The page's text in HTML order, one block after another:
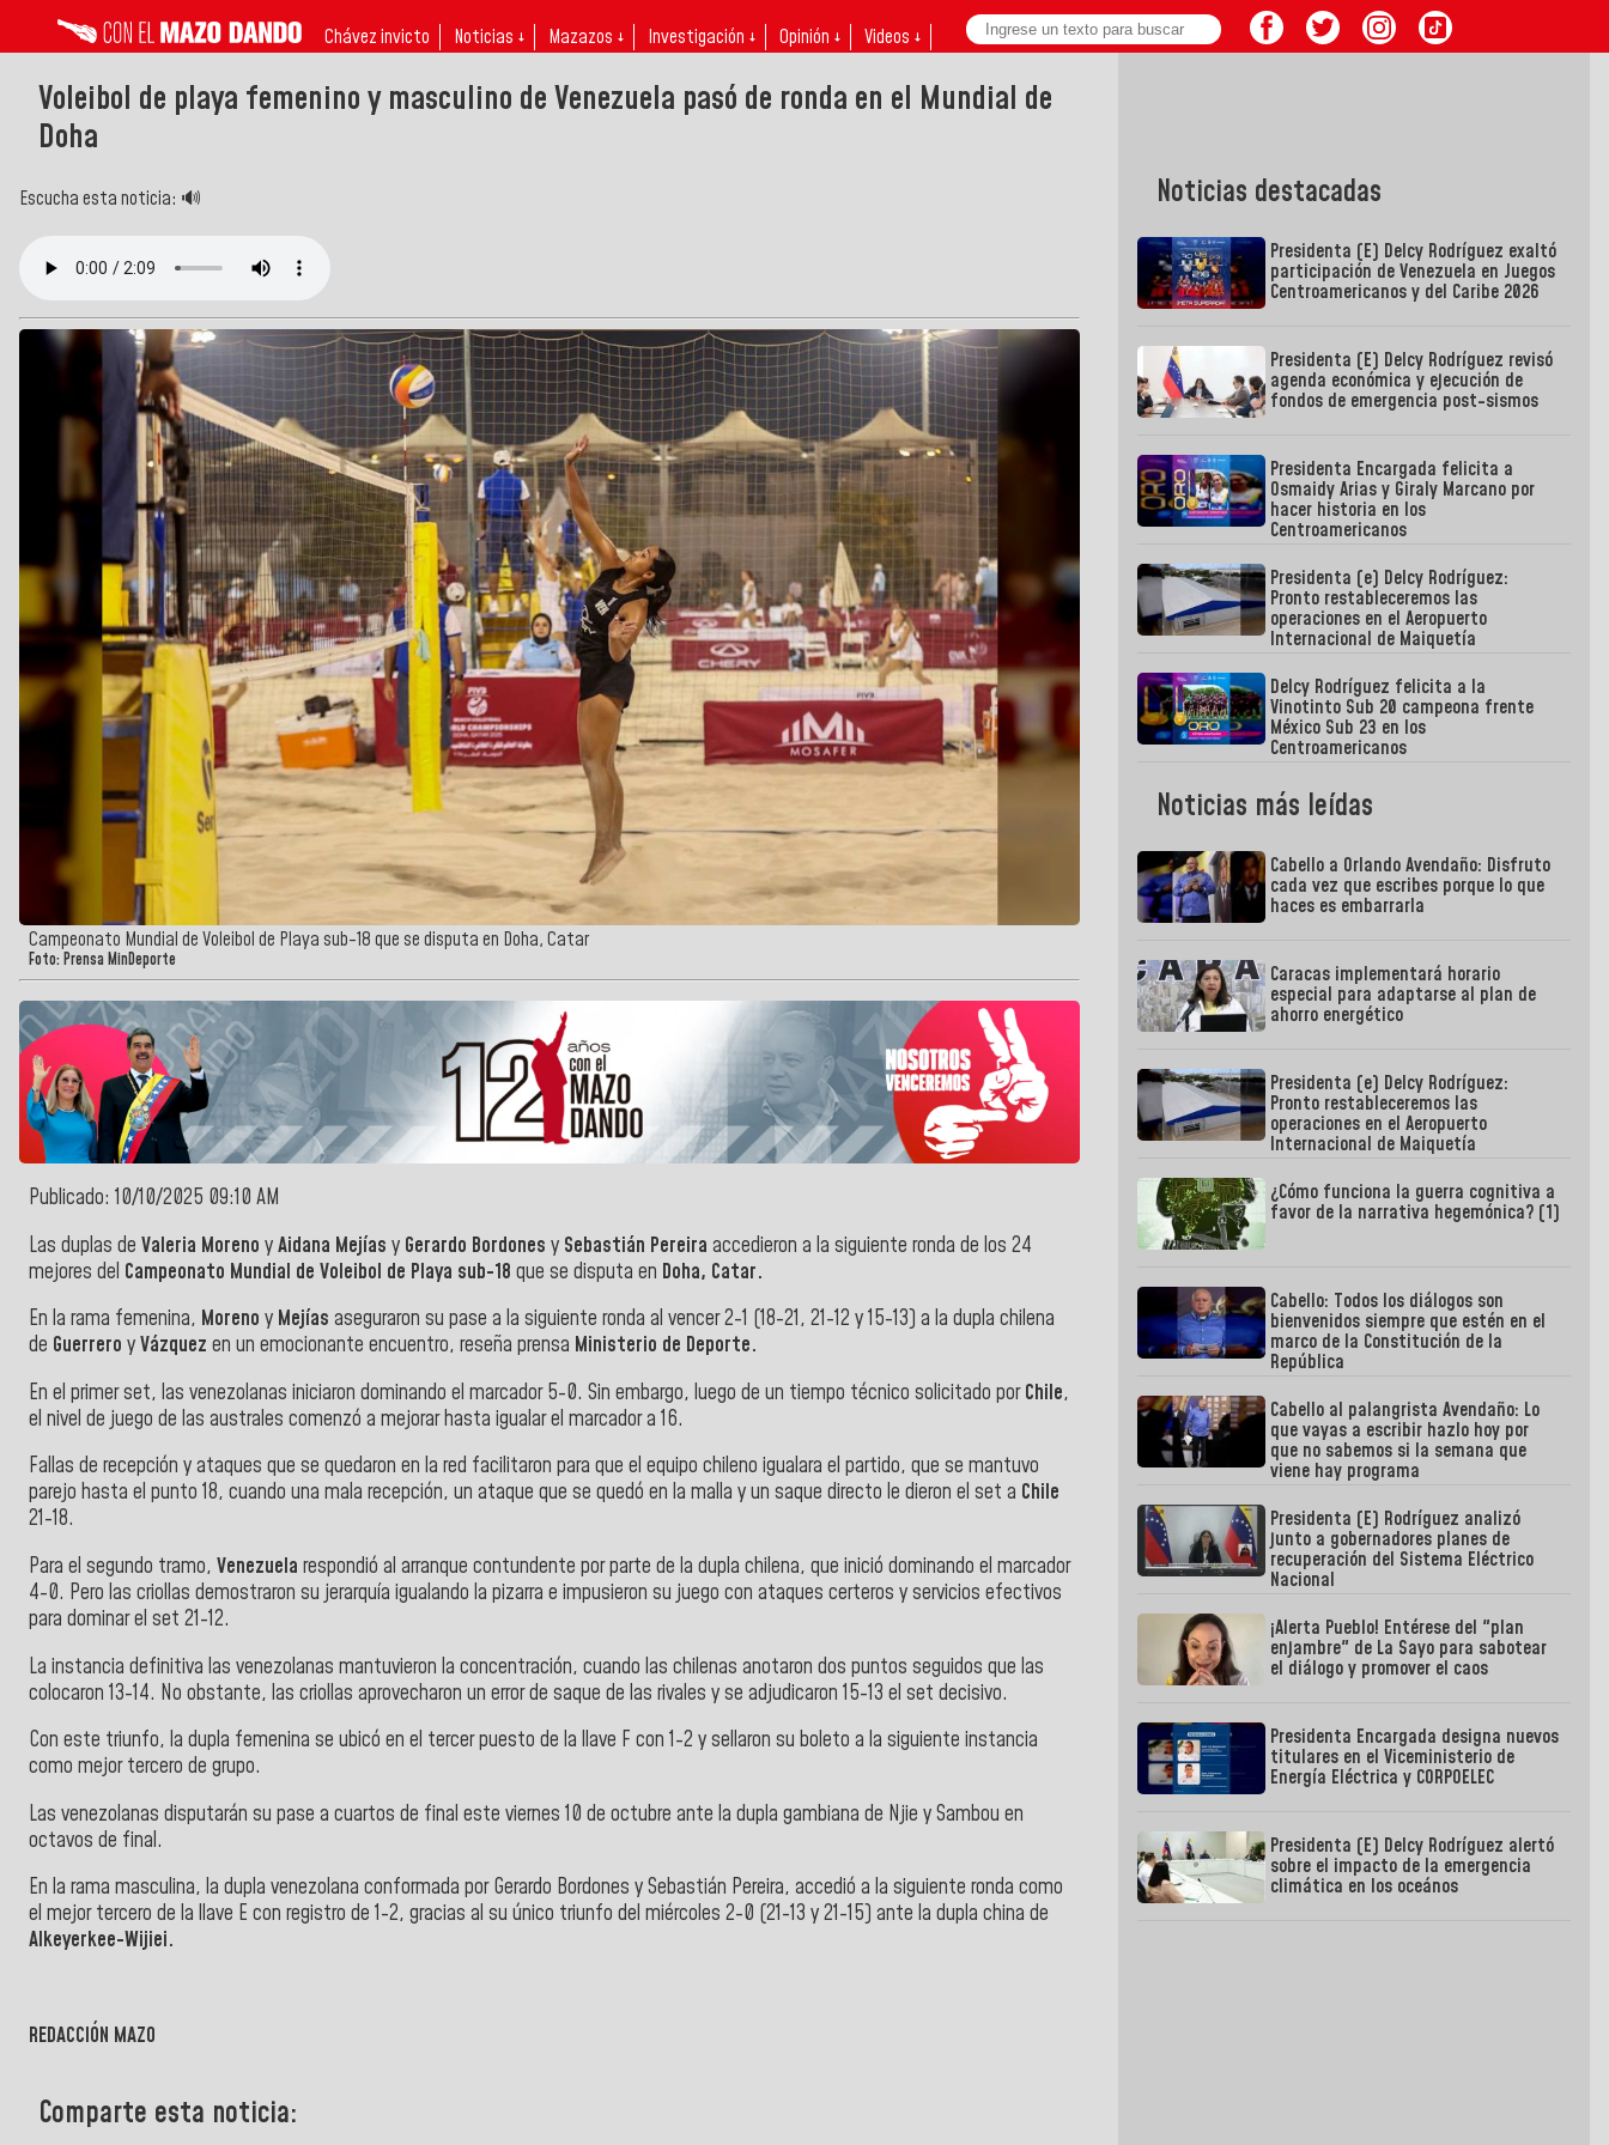
Chávez invicto Noticias ↓ Mazazos ↓ Investigación ↓ Opinión ↓ Videos ↓
Voleibol de playa femenino y masculino de Venezuela pasó de ronda en el Mundial de
Doha
Escucha esta noticia: 🔊
Campeonato Mundial de Voleibol de Playa sub-18 que se disputa en Doha, Catar
Foto: Prensa MinDeporte
Publicado: 10/10/2025 09:10 AM
Las duplas de Valeria Moreno yAidana Mejías y Gerardo Bordones y Sebastián Pereira accedieron a la siguiente ronda de los 24
mejores del Campeonato Mundial de Voleibol de Playa sub-18 que se disputa en Doha, Catar.
En la rama femenina, Moreno y Mejías aseguraron su pase a la siguiente ronda al vencer 2-1 (18-21, 21-12 y 15-13) a la dupla chilena
de Guerrero yVázquez en un emocionante encuentro, reseña prensa Ministerio de Deporte.
En el primer set, las venezolanas iniciaron dominando el marcador 5-0. Sin embargo, luego de un tiempo técnico solicitado porChile,
el nivel de juego de las australes comenzó a mejorar hasta igualar el marcador a 16.
Fallas de recepción y ataques que se quedaron en la red facilitaron para que el equipo chileno igualara el partido, que se mantuvo
parejo hasta el punto 18, cuando una mala recepción, un ataque que se quedó en la malla y un saque directo le dieron el set a Chile
21-18.
Para el segundo tramo, Venezuela respondió al arranque contundente por parte de la dupla chilena, que inició dominando el marcador
4-0. Pero las criollas demostraron su jerarquía igualando la pizarra e impusieron su juego con ataques certeros y servicios efectivos
para dominar el set 21-12.
La instancia definitiva las venezolanas mantuvieron la concentración, cuando las chilenas anotaron dos puntos seguidos que las
colocaron 13-14. No obstante, las criollas aprovecharon un error de saque de las rivales y se adjudicaron 15-13 el set decisivo.
Con este triunfo, la dupla femenina se ubicó en el tercer puesto de la llave F con 1-2 y sellaron su boleto a la siguiente instancia
como mejor tercero de grupo.
Las venezolanas disputarán su pase a cuartos de final este viernes 10 de octubre ante la dupla gambiana de Njie y Sambou en
octavos de final.
En la rama masculina, la dupla venezolana conformada por Gerardo Bordones y Sebastián Pereira, accedió a la siguiente ronda como
el mejor tercero de la llave E con registro de 1-2, gracias al su único triunfo del miércoles 2-0 (21-13 y 21-15) ante la dupla china de
Alkeyerkee-Wijiei.
REDACCIÓN MAZO
Comparte esta noticia:
Noticias destacadas
Presidenta (E) Delcy Rodríguez exaltó
participación de Venezuela en Juegos
Centroamericanos y del Caribe 2026
Presidenta (E) Delcy Rodríguez revisó
agenda económica y ejecución de
fondos de emergencia post-sismos
Presidenta Encargada felicita a
Osmaidy Arias y Giraly Marcano por
hacer historia en los
Centroamericanos
Presidenta (e) Delcy Rodríguez:
Pronto restableceremos las
operaciones en el Aeropuerto
Internacional de Maiquetía
Delcy Rodríguez felicita a la
Vinotinto Sub 20 campeona frente
México Sub 23 en los
Centroamericanos
Noticias más leídas
Cabello a Orlando Avendaño: Disfruto
cada vez que escribes porque lo que
haces es embarrarla
Caracas implementará horario
especial para adaptarse al plan de
ahorro energético
Presidenta (e) Delcy Rodríguez:
Pronto restableceremos las
operaciones en el Aeropuerto
Internacional de Maiquetía
¿Cómo funciona la guerra cognitiva a
favor de la narrativa hegemónica? (1)
Cabello: Todos los diálogos son
bienvenidos siempre que estén en el
marco de la Constitución de la
República
Cabello al palangrista Avendaño: Lo
que vayas a escribir hazlo hoy por
que no sabemos si la semana que
viene hay programa
Presidenta (E) Rodríguez analizó
junto a gobernadores planes de
recuperación del Sistema Eléctrico
Nacional
¡Alerta Pueblo! Entérese del "plan
enjambre" de La Sayo para sabotear
el diálogo y promover el caos
Presidenta Encargada designa nuevos
titulares en el Viceministerio de
Energía Eléctrica y CORPOELEC
Presidenta (E) Delcy Rodríguez alertó
sobre el impacto de la emergencia
climática en los oceános